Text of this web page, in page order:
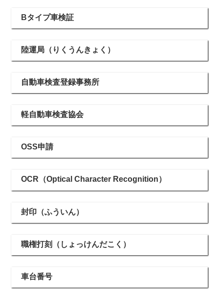
Bタイプ車検証
陸運局（りくうんきょく）
自動車検査登録事務所
軽自動車検査協会
OSS申請
OCR（Optical Character Recognition）
封印（ふういん）
職権打刻（しょっけんだこく）
車台番号